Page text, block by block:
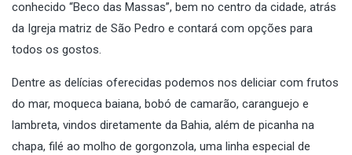
conhecido “Beco das Massas”, bem no centro da cidade, atrás
da Igreja matriz de São Pedro e contará com opções para
todos os gostos.
Dentre as delícias oferecidas podemos nos deliciar com frutos
do mar, moqueca baiana, bobó de camarão, caranguejo e
lambreta, vindos diretamente da Bahia, além de picanha na
chapa, filé ao molho de gorgonzola, uma linha especial de